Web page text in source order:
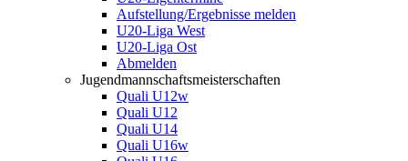
Aufstellung/Ergebnisse melden
U20-Liga West
U20-Liga Ost
Abmelden
Jugendmannschaftsmeisterschaften
Quali U12w
Quali U12
Quali U14
Quali U16w